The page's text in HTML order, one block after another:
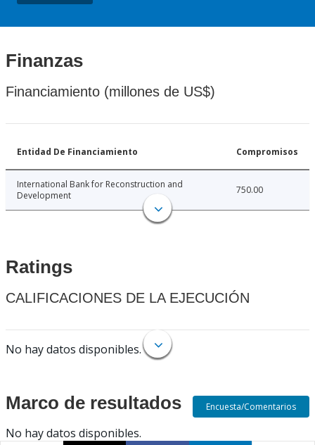
Finanzas
Financiamiento (millones de US$)
Entidad De Financiamiento Compromisos
International Bank for Reconstruction and
Development
750.00
Ratings
CALIFICACIONES DE LA EJECUCIÓN
No hay datos disponibles.
Marco de resultados
No hay datos disponibles.
Encuesta/Comentarios